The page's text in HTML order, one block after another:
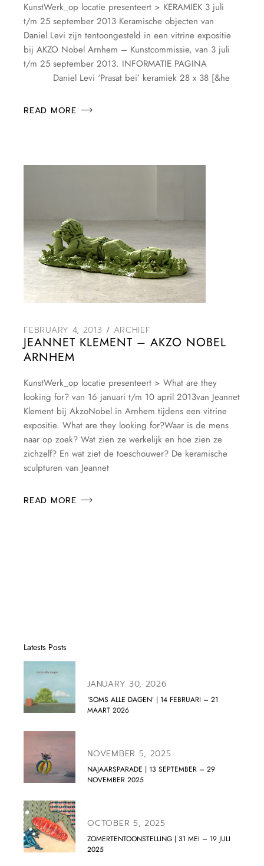
KunstWerk_op locatie presenteert > KERAMIEK 3 juli
t/m 25 september 2013 Keramische objecten van
Daniel Levi zijn tentoongesteld in een vitrine expositie
bij AKZO Nobel Arnhem – Kunstcommissie, van 3 juli
t/m 25 september 2013. INFORMATIE PAGINA
Daniel Levi ‘Prasat bei’ keramiek 28 x 38 [&he
READ MORE
FEBRUARY 4, 2013 ARCHIEF
JEANNET KLEMENT – AKZO NOBEL
ARNHEM
KunstWerk_op locatie presenteert > What are they
looking for? van 16 januari t/m 10 april 2013van Jeannet
Klement bij AkzoNobel in Arnhem tijdens een vitrine
expositie. What are they looking for?Waar is de mens
naar op zoek? Wat zien ze werkelijk en hoe zien ze
zichzelf? En wat ziet de toeschouwer? De keramische
sculpturen van Jeannet
READ MORE
Latests Posts
JANUARY 30, 2026
‘SOMS ALLE DAGEN’ | 14 FEBRUARI – 21
MAART 2026
NOVEMBER 5, 2025
NAJAARSPARADE | 13 SEPTEMBER – 29
NOVEMBER 2025
OCTOBER 5, 2025
ZOMERTENTOONSTELLING | 31 MEI – 19 JULI
2025